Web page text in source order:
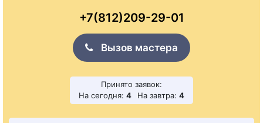
+7(812)209-29-01
Вызов мастера
Принято заявок:
На сегодня: 4 На завтра: 4